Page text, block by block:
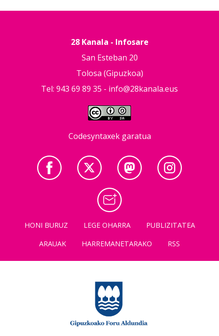
28 Kanala - Infosare
San Esteban 20
Tolosa (Gipuzkoa)
Tel: 943 69 89 35 - info@28kanala.eus
Codesyntaxek garatua
HONI BURUZ LEGE OHARRA
PUBLIZITATEA
ARAUAK
HARREMANETARAKO RSS